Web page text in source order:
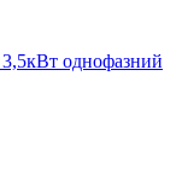
однофазний